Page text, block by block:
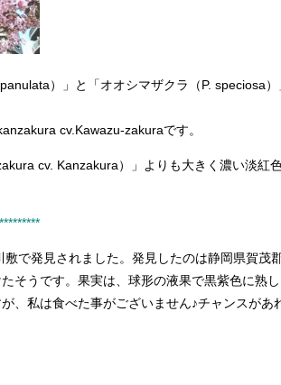
）」と「オオシマザクラ（P. speciosa
cv.Kawazu-zakuraです。
cv. Kanzakura）」よりも大きく濃い淡紅
で発見されました。発見したのは静岡県賀茂
そうです。果実は、球形の液果で黒紫色に熟
、私は食べた事がございません♪チャンスがあ